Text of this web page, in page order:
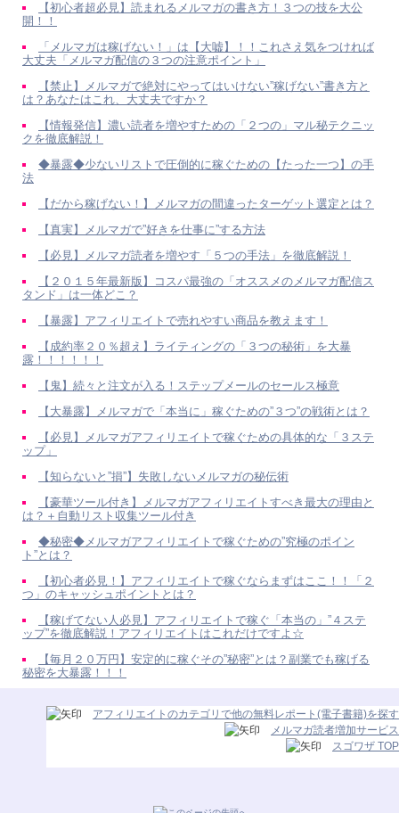
【初心者超必見】読まれるメルマガの書き方！３つの技を大公
開！！
「メルマガは稼げない！」は【大嘘】！！これさえ気をつければ
大丈夫「メルマガ配信の３つの注意ポイント」
【禁止】メルマガで絶対にやってはいけない”稼げない”書き方と
は？あなたはこれ、大丈夫ですか？
【情報発信】濃い読者を増やすための「２つの」マル秘テクニッ
クを徹底解説！
◆暴露◆少ないリストで圧倒的に稼ぐための【たった一つ】の手
法
【だから稼げない！】メルマガの間違ったターゲット選定とは？
【真実】メルマガで”好きを仕事に”する方法
【必見】メルマガ読者を増やす「５つの手法」を徹底解説！
【２０１５年最新版】コスパ最強の「オススメのメルマガ配信ス
タンド」は一体どこ？
【暴露】アフィリエイトで売れやすい商品を教えます！
【成約率２０％超え】ライティングの「３つの秘術」を大暴
露！！！！！！
【鬼】続々と注文が入る！ステップメールのセールス極意
【大暴露】メルマガで「本当に」稼ぐための”３つ”の戦術とは？
【必見】メルマガアフィリエイトで稼ぐための具体的な「３ステ
ップ」
【知らないと”損”】失敗しないメルマガの秘伝術
【豪華ツール付き】メルマガアフィリエイトすべき最大の理由と
は？＋自動リスト収集ツール付き
◆秘密◆メルマガアフィリエイトで稼ぐための”究極のポイン
ト”とは？
【初心者必見！】アフィリエイトで稼ぐならまずはここ！！「２
つ」のキャッシュポイントとは？
【稼げてない人必見】アフィリエイトで稼ぐ「本当の」”４ステ
ップ”を徹底解説！アフィリエイトはこれだけですよ☆
【毎月２０万円】安定的に稼ぐその”秘密”とは？副業でも稼げる
秘密を大暴露！！！
アフィリエイトのカテゴリで他の無料レポート(電子書籍)を探す
メルマガ読者増加サービス
スゴワザ TOP